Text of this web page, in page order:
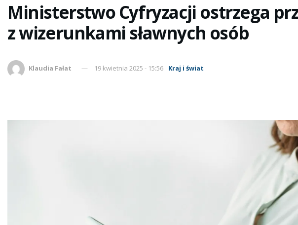
Ministerstwo Cyfryzacji ostrzega
z wizerunkami sławnych osób
Klaudia Fałat 19 kwietnia 2025 - 15:56 Kraj i świat